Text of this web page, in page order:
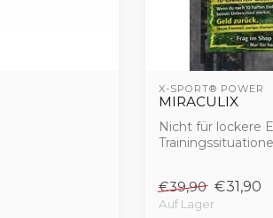
X-SPORT® POWER
MIRACULIX
Nicht für lockere
€39,90 €31,90
Auf Lager